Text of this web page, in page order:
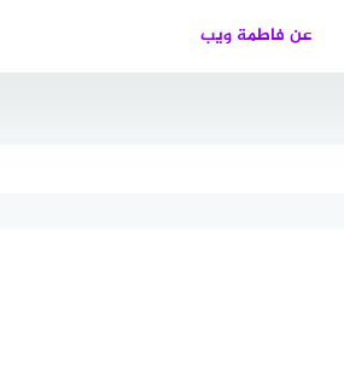
عن فاطمة ويب